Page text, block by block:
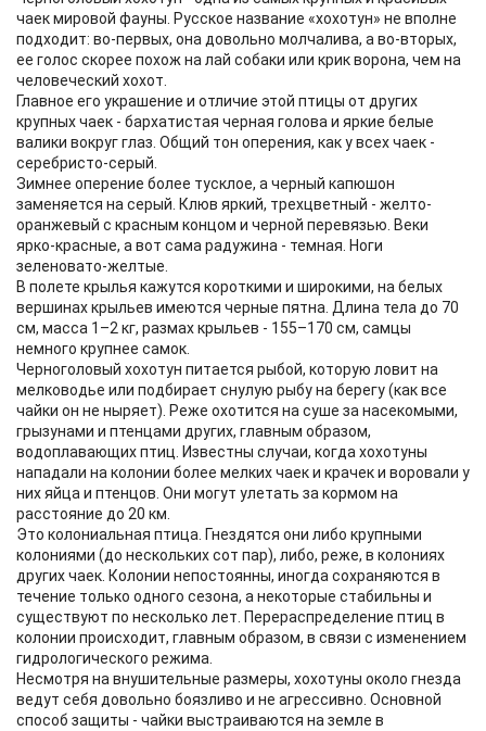
чаек мировой фауны. Русское название «хохотун» не вполне
подходит: во-первых, она довольно молчалива, а во-вторых,
ее голос скорее похож на лай собаки или крик ворона, чем на
человеческий хохот.
Главное его украшение и отличие этой птицы от других
крупных чаек - бархатистая черная голова и яркие белые
валики вокруг глаз. Общий тон оперения, как у всех чаек -
серебристо-серый.
Зимнее оперение более тусклое, а черный капюшон
заменяется на серый. Клюв яркий, трехцветный - желто-
оранжевый с красным концом и черной перевязью. Веки
ярко-красные, а вот сама радужина - темная. Ноги
зеленовато-желтые.
В полете крылья кажутся короткими и широкими, на белых
вершинах крыльев имеются черные пятна. Длина тела до 70
см, масса 1–2 кг, размах крыльев - 155–170 см, самцы
немного крупнее самок.
Черноголовый хохотун питается рыбой, которую ловит на
мелководье или подбирает снулую рыбу на берегу (как все
чайки он не ныряет). Реже охотится на суше за насекомыми,
грызунами и птенцами других, главным образом,
водоплавающих птиц. Известны случаи, когда хохотуны
нападали на колонии более мелких чаек и крачек и воровали у
них яйца и птенцов. Они могут улетать за кормом на
расстояние до 20 км.
Это колониальная птица. Гнездятся они либо крупными
колониями (до нескольких сот пар), либо, реже, в колониях
других чаек. Колонии непостоянны, иногда сохраняются в
течение только одного сезона, а некоторые стабильны и
существуют по несколько лет. Перераспределение птиц в
колонии происходит, главным образом, в связи с изменением
гидрологического режима.
Несмотря на внушительные размеры, хохотуны около гнезда
ведут себя довольно боязливо и не агрессивно. Основной
способ защиты - чайки выстраиваются на земле в